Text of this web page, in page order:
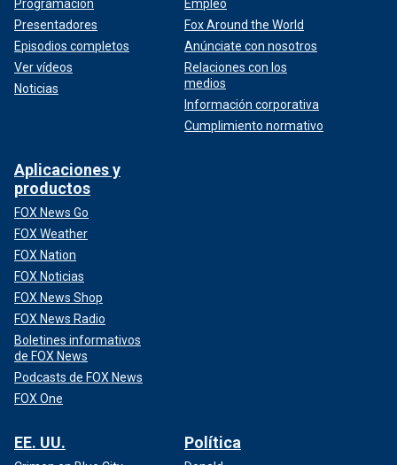
Programación
Presentadores
Episodios completos
Ver vídeos
Noticias
Empleo
Fox Around the World
Anúnciate con nosotros
Relaciones con los
medios
Información corporativa
Cumplimiento normativo
Aplicaciones y
productos
FOX News Go
FOX Weather
FOX Nation
FOX Noticias
FOX News Shop
FOX News Radio
Boletines informativos
de FOX News
Podcasts de FOX News
FOX One
EE. UU. Política